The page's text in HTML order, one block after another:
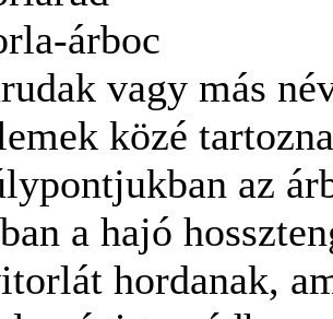
árboc
vagy más
közé
az
a hajó
hordanak,